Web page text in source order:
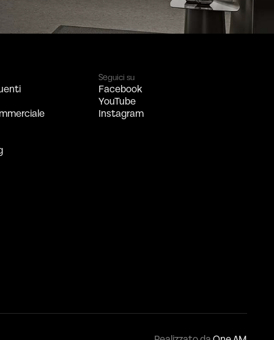
Seguici su
Facebook
YouTube
Instagram